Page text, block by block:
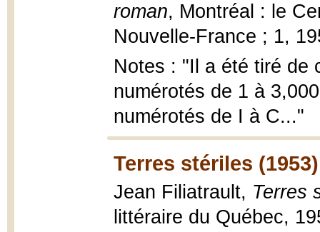
roman, Montréal : le
Nouvelle-France ; 1,
Notes : "Il a été tiré de
numérotés de 1 à
numérotés de I à C..."
Terres stériles (1953)
Jean Filiatrault, Terres
littéraire du Québec,